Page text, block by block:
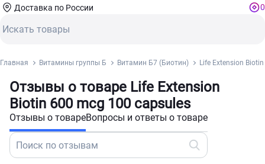
Доставка по России 0
Главная Витамины группы Б Витамин Б7 (Биотин) Life Extension
Отзывы о товаре Life Extension
Biotin 600 mcg 100 capsules
Отзывы о товареВопросы и ответы о товаре